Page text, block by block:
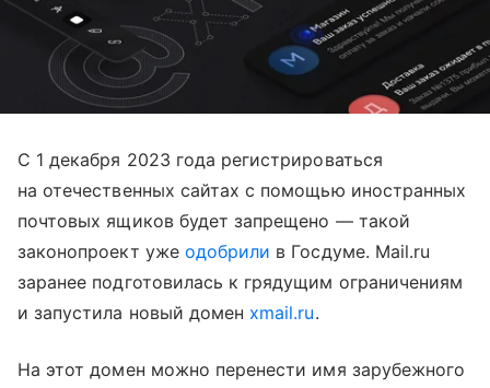
С 1 декабря 2023 года регистрироваться
на отечественных сайтах с помощью иностранных
почтовых ящиков будет запрещено — такой
законопроект ужеодобрили в Госдуме. Mail.ru
заранее подготовилась к грядущим ограничениям
и запустила новый домен xmail.ru.
На этот домен можно перенести имя зарубежного